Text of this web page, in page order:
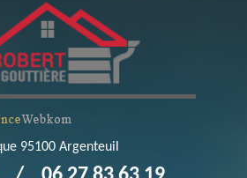
95100 Argenteuil